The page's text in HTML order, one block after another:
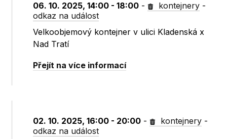
06. 10. 2025, 14:00 - 18:00 - kontejnery -
odkaz na událost
Velkoobjemový kontejner v ulici Kladenská x
Nad Tratí
Přejít na více informací
02. 10. 2025, 16:00 - 20:00 - kontejnery -
odkaz na událost